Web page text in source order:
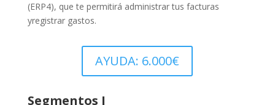
(ERP4), que te permitirá administrar tus facturas
yregistrar gastos.
AYUDA: 6.000€
Segmentos I